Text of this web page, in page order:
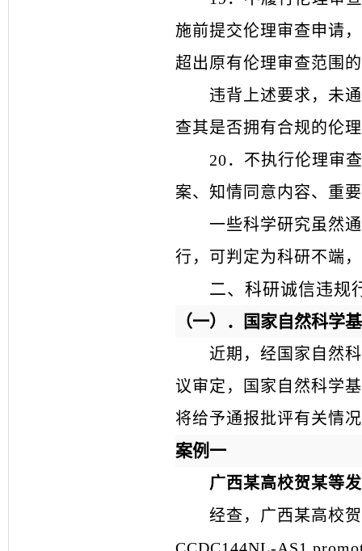
施前提交伦理审查申请
超出原有伦理审查范围
违背上述要求，未
查其是否拥有合规的伦
20． 不执行伦理审
案、知情同意内容、重
一些科学研究虽然
行，可判定为科研不端
二、科研诚信违规
（一）．国家自然科学
近期，经国家自然
议审定，国家自然科学
将给予通报批评有关情
案例一
广西某高校贺某等
经查，广西某高校